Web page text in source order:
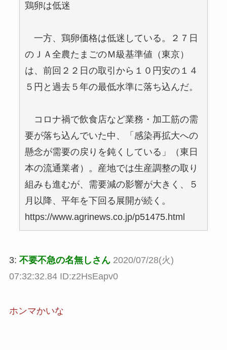
鶏卵は低迷
一方、鶏卵価格は低迷している。２７日
のＪＡ全農たまごのＭ級基準値（東京）
は、前回２２日の取引から１０円安の１４
５円と過去５年の最低水準に落ち込んだ。
コロナ禍で飲食店など業務・加工筋の需
要が落ち込んでいた中、「感染再拡大への
懸念が需要の戻りを鈍くしている」（東日
本の流通業者）。産地では生産調整の取り
組みも進むが、需要減の影響が大きく、５
月以降、平年を下回る展開が続く。
https://www.agrinews.co.jp/p51475.html
3: 不要不急の名無しさん 2020/07/28(火)
07:32:32.84 ID:z2HsEapv0
ホンマかいな